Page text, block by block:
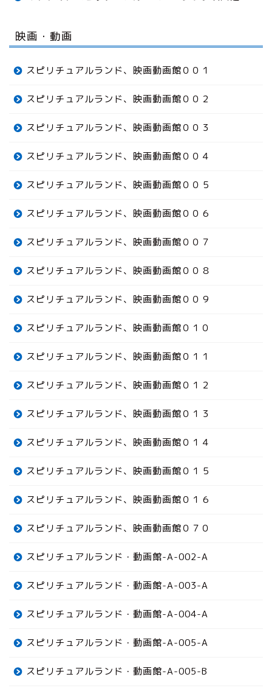
映画・動画
スピリチュアルランド、映画動画館００１
スピリチュアルランド、映画動画館００２
スピリチュアルランド、映画動画館００３
スピリチュアルランド、映画動画館００４
スピリチュアルランド、映画動画館００５
スピリチュアルランド、映画動画館００６
スピリチュアルランド、映画動画館００７
スピリチュアルランド、映画動画館００８
スピリチュアルランド、映画動画館００９
スピリチュアルランド、映画動画館０１０
スピリチュアルランド、映画動画館０１１
スピリチュアルランド、映画動画館０１２
スピリチュアルランド、映画動画館０１３
スピリチュアルランド、映画動画館０１４
スピリチュアルランド、映画動画館０１５
スピリチュアルランド、映画動画館０１６
スピリチュアルランド、映画動画館０７０
スピリチュアルランド・動画館-A-002-A
スピリチュアルランド・動画館-A-003-A
スピリチュアルランド・動画館-A-004-A
スピリチュアルランド・動画館-A-005-A
スピリチュアルランド・動画館-A-005-B